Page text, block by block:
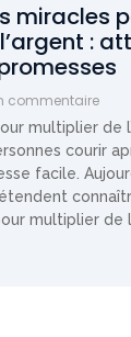
miracles
:
commentaire
multiplier de
courir
facile.
multiplier de